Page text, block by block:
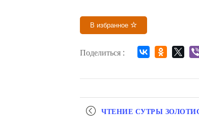
В избранное
Поделиться :
Мероприятие
ЧТЕНИЕ СУТРЫ